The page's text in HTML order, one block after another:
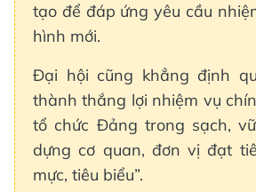
tạo để đáp ứng yêu cầu
hình mới.
Đại hội cũng khẳng định
thành thắng lợi nhiệm vụ
tổ chức Đảng trong sạch,
dựng cơ quan, đơn vị đạt
mực, tiêu biểu”.